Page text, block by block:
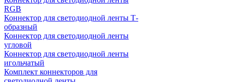
RGB
Коннектор для светодиодной ленты Т-
образный
Коннектор для светодиодной ленты
угловой
Коннектор для светодиодной ленты
игольчатый
Комплект коннекторов для